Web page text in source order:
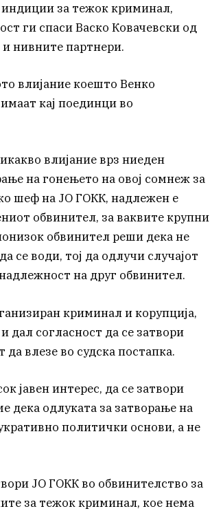
индиции за тежок криминал,
ги спаси Васко Ковачевски од
нивните партнери.
влијание коешто Венко
кај поединци во
влијание врз ниеден
на гонењето на овој сомнеж за
шеф на ЈО ГОКК, надлежен е
обвинител, за ваквите крупни
обвинител реши дека не
се води, тој да одлучи случајот
на друг обвинител.
криминал и корупција,
дал согласност да се затвори
влезе во судска постапка.
јавен интерес, да се затвори
дека одлуката за затворање на
политички основи, а не
ЈО ГОКК во обвинителство за
за тежок криминал, кое нема